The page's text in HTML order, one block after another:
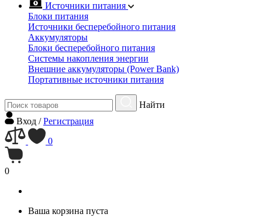
Источники питания
Блоки питания
Источники бесперебойного питания
Аккумуляторы
Блоки бесперебойного питания
Системы накопления энергии
Внешние аккумуляторы (Power Bank)
Портативные источники питания
Найти
Вход /Регистрация
0
0
Ваша корзина пуста